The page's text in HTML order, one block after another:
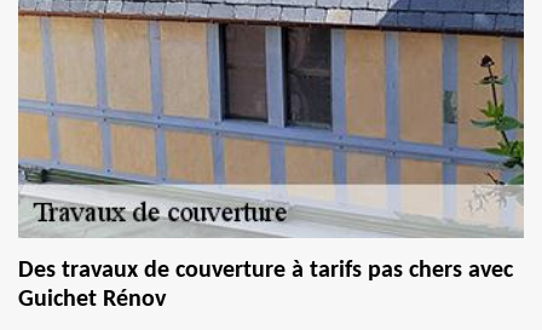
Des travaux de couverture à tarifs pas chers avec
Guichet Rénov